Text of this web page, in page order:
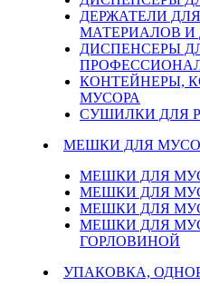
ДЕРЖАТЕЛИ
МАТЕРИАЛОВ И
ДИСПЕНСЕРЫ
КОНТЕЙНЕРЫ,
МУСОРА
СУШИЛКИ ДЛЯ
МЕШКИ ДЛЯ
МЕШКИ ДЛЯ
МЕШКИ ДЛЯ
МЕШКИ ДЛЯ
МЕШКИ ДЛЯ
ГОРЛОВИНОЙ
УПАКОВКА,